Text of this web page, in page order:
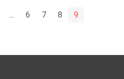
… 6 7 8 9